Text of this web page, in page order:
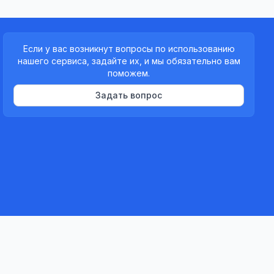
Если у вас возникнут вопросы по использованию
нашего сервиса, задайте их, и мы обязательно вам
поможем.
Задать вопрос